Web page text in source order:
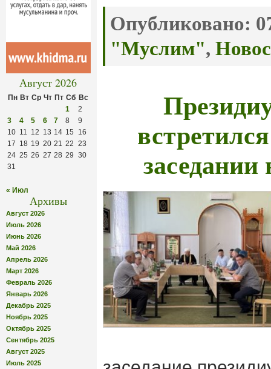
Август 2026
Пн Вт Ср Чт Пт Сб Вс
1
2
3
4 5 6 7 8
9
10 11 12 13 14 15
16
17 18 19 20 21 22 23
24 25 26 27 28 29 30
31
« Июл
Архивы
Август 2026
Июль 2026
Июнь 2026
Май 2026
Апрель 2026
Март 2026
Февраль 2026
Январь 2026
Декабрь 2025
Ноябрь 2025
Октябрь 2025
Сентябрь 2025
Август 2025
Июль 2025
Опубликовано:
"Муслим",